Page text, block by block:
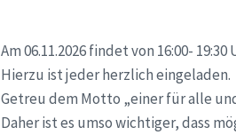
Am 06.11.2026 findet von 16:00-
Hierzu ist jeder herzlich eingeladen.
Getreu dem Motto „einer für alle
Daher ist es umso wichtiger, dass